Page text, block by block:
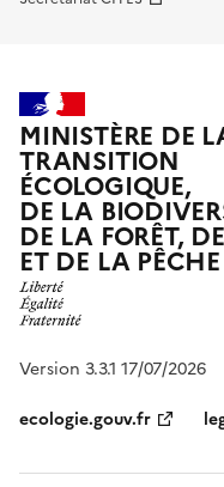
MINISTÈRE DE
TRANSITION
ÉCOLOGIQUE,
DE LA
DE LA FORÊT,
ET DE LA PÊCHE
Version 3.3.1 17/07/2026
ecologie.gouv.fr